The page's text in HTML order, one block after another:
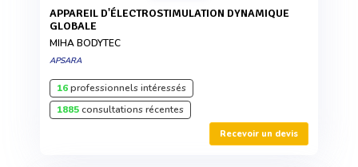
APPAREIL D'ÉLECTROSTIMULATION DYNAMIQUE
GLOBALE
MIHA BODYTEC
APSARA
16professionnels intéressés
1885consultations récentes
Recevoir un devis